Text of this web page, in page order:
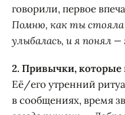
говорили, первое
Помню, как ты стояла
улыбалась, и я понял —
2. Привычки, которые
Её/его утренний
в сообщениях, время